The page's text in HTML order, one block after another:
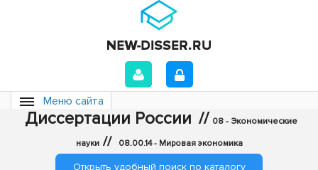
Меню сайта
Диссертации России // 08 - Экономические
науки // 08.00.14 - Мировая экономика
Открыть удобный поиск по каталогу